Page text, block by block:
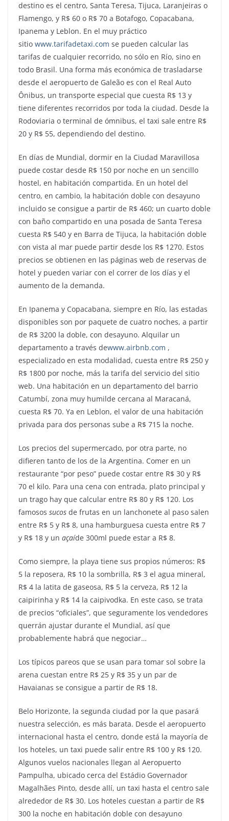
destino es el centro, Santa Teresa, Tijuca, Laranjeiras o
Flamengo, y R$ 60 o R$ 70 a Botafogo, Copacabana,
Ipanema y Leblon. En el muy práctico
sitio www.tarifadetaxi.com se pueden calcular las
tarifas de cualquier recorrido, no sólo en Río, sino en
todo Brasil. Una forma más económica de trasladarse
desde el aeropuerto de Galeão es con el Real Auto
Ônibus, un transporte especial que cuesta R$ 13 y
tiene diferentes recorridos por toda la ciudad. Desde la
Rodoviaria o terminal de ómnibus, el taxi sale entre R$
20 y R$ 55, dependiendo del destino.
En días de Mundial, dormir en la Ciudad Maravillosa
puede costar desde R$ 150 por noche en un sencillo
hostel, en habitación compartida. En un hotel del
centro, en cambio, la habitación doble con desayuno
incluido se consigue a partir de R$ 460; un cuarto doble
con baño compartido en una posada de Santa Teresa
cuesta R$ 540 y en Barra de Tijuca, la habitación doble
con vista al mar puede partir desde los R$ 1270. Estos
precios se obtienen en las páginas web de reservas de
hotel y pueden variar con el correr de los días y el
aumento de la demanda.
En Ipanema y Copacabana, siempre en Río, las estadas
disponibles son por paquete de cuatro noches, a partir
de R$ 3200 la doble, con desayuno. Alquilar un
departamento a través dewww.airbnb.com ,
especializado en esta modalidad, cuesta entre R$ 250 y
R$ 1800 por noche, más la tarifa del servicio del sitio
web. Una habitación en un departamento del barrio
Catumbí, zona muy humilde cercana al Maracaná,
cuesta R$ 70. Ya en Leblon, el valor de una habitación
privada para dos personas sube a R$ 715 la noche.
Los precios del supermercado, por otra parte, no
difieren tanto de los de la Argentina. Comer en un
restaurante “por peso” puede costar entre R$ 30 y R$
70 el kilo. Para una cena con entrada, plato principal y
un trago hay que calcular entre R$ 80 y R$ 120. Los
famosos sucos de frutas en un lanchonete al paso salen
entre R$ 5 y R$ 8, una hamburguesa cuesta entre R$ 7
y R$ 18 y un açaíde 300ml puede estar a R$ 8.
Como siempre, la playa tiene sus propios números: R$
5 la reposera, R$ 10 la sombrilla, R$ 3 el agua mineral,
R$ 4 la latita de gaseosa, R$ 5 la cerveza, R$ 12 la
caipirinha y R$ 14 la caipivodka. En este caso, se trata
de precios “oficiales”, que seguramente los vendedores
querrán ajustar durante el Mundial, así que
probablemente habrá que negociar…
Los típicos pareos que se usan para tomar sol sobre la
arena cuestan entre R$ 25 y R$ 35 y un par de
Havaianas se consigue a partir de R$ 18.
Belo Horizonte, la segunda ciudad por la que pasará
nuestra selección, es más barata. Desde el aeropuerto
internacional hasta el centro, donde está la mayoría de
los hoteles, un taxi puede salir entre R$ 100 y R$ 120.
Algunos vuelos nacionales llegan al Aeropuerto
Pampulha, ubicado cerca del Estádio Governador
Magalhães Pinto, desde allí, un taxi hasta el centro sale
alrededor de R$ 30. Los hoteles cuestan a partir de R$
300 la noche en habitación doble con desayuno